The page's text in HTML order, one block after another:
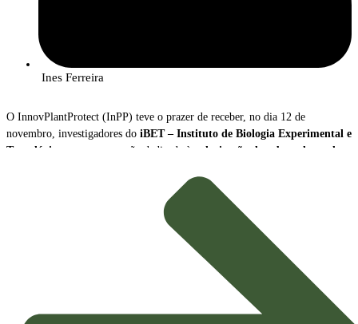
Ines Ferreira
O InnovPlantProtect (InPP) teve o prazer de receber, no dia 12 de
novembro, investigadores do iBET – Instituto de Biologia Experimental e
Tecnológica
, para uma sessão dedicada à
valorização de subprodutos da
A sessão contou com a participação de Naiara Fernández
e Líder da Plataforma Tecnológica do iBET, e de
João Baixinho
Doutorando na mesma plataforma. Os investigadores partilharam a missão e
as principais linhas de investigação do centro, dando especial ênfase ao
novos biopesticidas com elevado potencial de
Inovação e Bioeconomia Circular